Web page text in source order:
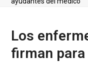
Los
firman